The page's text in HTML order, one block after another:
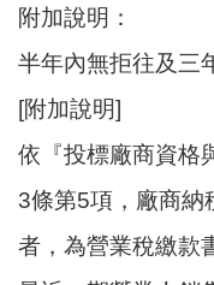
附加說明：
半年內無拒往及三
[附加說明]
依『投標廠商資格
3條第5項，廠商納
者，為營業稅繳款